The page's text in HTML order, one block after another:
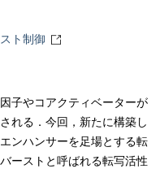
ト制御
子やコアクティベーターが
れる．今回，新たに構築し
ンハンサーを足場とする転
ーストと呼ばれる転写活性